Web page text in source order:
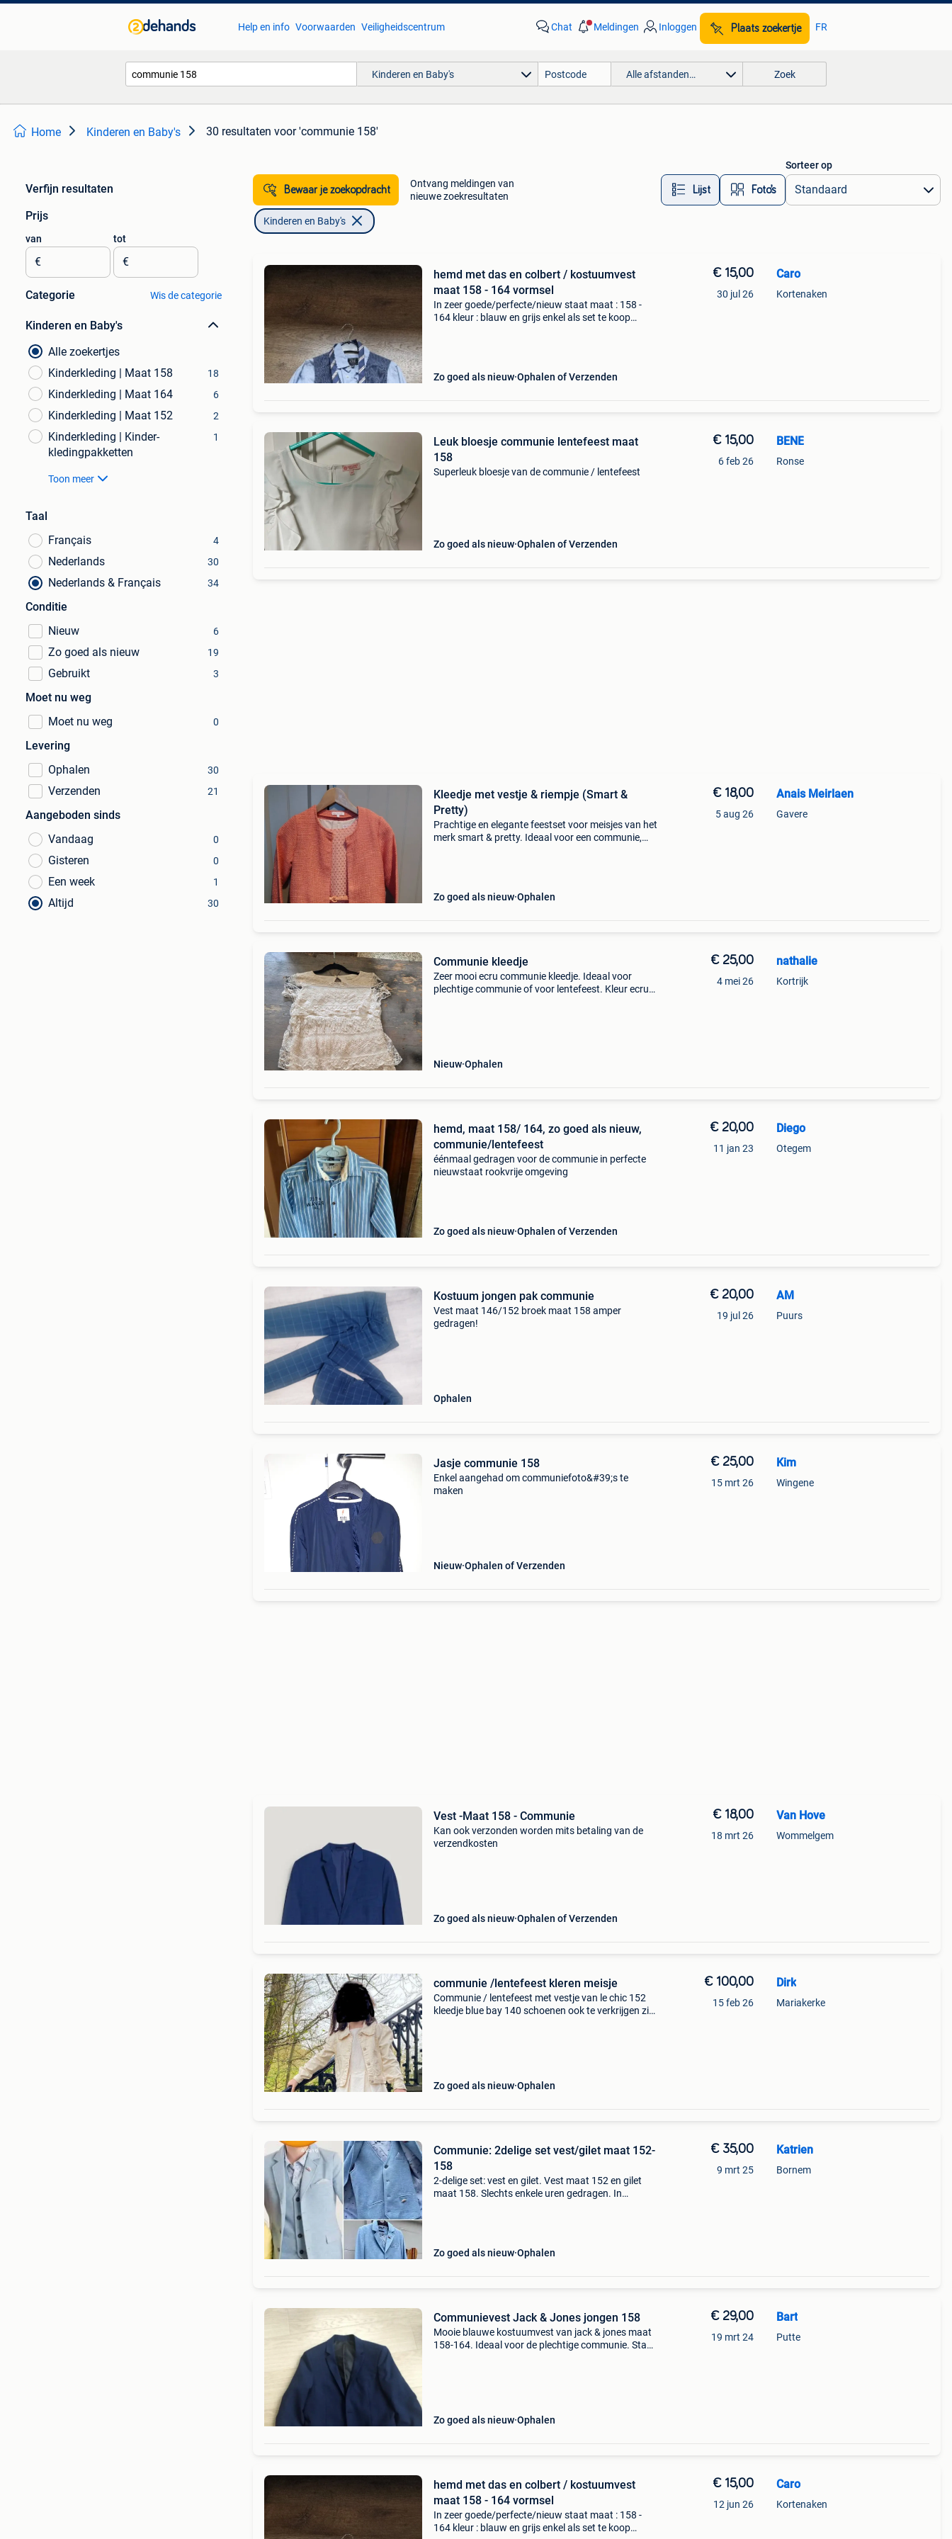
Help en info Voorwaarden Veiligheidscentrum Chat Meldingen Inloggen Plaats zoekertje FR
Kinderen en Baby's Alle afstanden… Zoek
Home Kinderen en Baby's 30 resultaten voor 'communie 158'
Verfijn resultaten
Prijs
van
€
tot
€
Categorie Wis de categorie
Kinderen en Baby's
Alle zoekertjes
Kinderkleding | Maat 158
18
Kinderkleding | Maat 164 6
Kinderkleding | Maat 152 2
Kinderkleding | Kinder-
kledingpakketten
1
Toon meer
Taal
Français
4
Nederlands 30
Nederlands & Français 34
Conditie
Nieuw
6
Zo goed als nieuw 19
Gebruikt 3
Moet nu weg
Moet nu weg
0
Levering
Ophalen
30
Verzenden 21
Aangeboden sinds
Vandaag
0
Gisteren 0
Een week 1
Altijd 30
Bewaar je zoekopdracht
Ontvang meldingen van
nieuwe zoekresultaten
Lijst Foto’s
Sorteer op
Kinderen en Baby's
hemd met das en colbert / kostuumvest
maat 158 - 164 vormsel
In zeer goede/perfecte/nieuw staat maat : 158 -
164 kleur : blauw en grijs enkel als set te koop
Zo goed als nieuw Ophalen of Verzenden
€ 15,00
30 jul 26
Caro
Kortenaken
Leuk bloesje communie lentefeest maat
158
Superleuk bloesje van de communie / lentefeest
Zo goed als nieuw Ophalen of Verzenden
€ 15,00
6 feb 26
BENE
Ronse
Kleedje met vestje & riempje (Smart &
Pretty)
Prachtige en elegante feestset voor meisjes van het
merk smart & pretty. Ideaal voor een communie,
Zo goed als nieuw Ophalen
€ 18,00
5 aug 26
Anais Meirlaen
Gavere
Communie kleedje
Zeer mooi ecru communie kleedje. Ideaal voor
plechtige communie of voor lentefeest. Kleur ecru
Nieuw Ophalen
€ 25,00
4 mei 26
nathalie
Kortrijk
hemd, maat 158/ 164, zo goed als nieuw,
communie/lentefeest
éénmaal gedragen voor de communie in perfecte
nieuwstaat rookvrije omgeving
Zo goed als nieuw Ophalen of Verzenden
€ 20,00
11 jan 23
Diego
Otegem
Kostuum jongen pak communie
Vest maat 146/152 broek maat 158 amper
gedragen!
Ophalen
€ 20,00
19 jul 26
AM
Puurs
Jasje communie 158
Enkel aangehad om communiefoto&#39;s te
maken
Nieuw Ophalen of Verzenden
€ 25,00
15 mrt 26
Kim
Wingene
Vest -Maat 158 - Communie
Kan ook verzonden worden mits betaling van de
verzendkosten
Zo goed als nieuw Ophalen of Verzenden
€ 18,00
18 mrt 26
Van Hove
Wommelgem
communie /lentefeest kleren meisje
Communie / lentefeest met vestje van le chic 152
kleedje blue bay 140 schoenen ook te verkrijgen zie
Zo goed als nieuw Ophalen
€ 100,00
15 feb 26
Dirk
Mariakerke
Communie: 2delige set vest/gilet maat 152-
158
2-delige set: vest en gilet. Vest maat 152 en gilet
maat 158. Slechts enkele uren gedragen. In
Zo goed als nieuw Ophalen
€ 35,00
9 mrt 25
Katrien
Bornem
Communievest Jack & Jones jongen 158
Mooie blauwe kostuumvest van jack & jones maat
158-164. Ideaal voor de plechtige communie. Staat
Zo goed als nieuw Ophalen
€ 29,00
19 mrt 24
Bart
Putte
hemd met das en colbert / kostuumvest
maat 158 - 164 vormsel
In zeer goede/perfecte/nieuw staat maat : 158 -
164 kleur : blauw en grijs enkel als set te koop
€ 15,00
12 jun 26
Caro
Kortenaken